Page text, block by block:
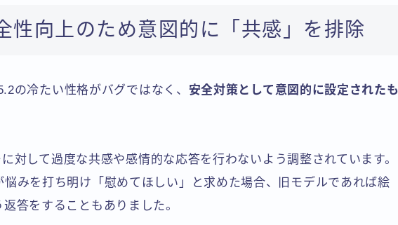
性向上のため意図的に「共感」を排除
の冷たい性格がバグではなく、 安全対策として意図的に設定されたも
対して過度な共感や感情的な応答を行わないよう調整されています。
悩みを打ち明け「慰めてほしい」と求めた場合、旧モデルであれば絵
答をすることもありました。